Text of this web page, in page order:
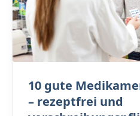
10 gute
– rezeptfrei und